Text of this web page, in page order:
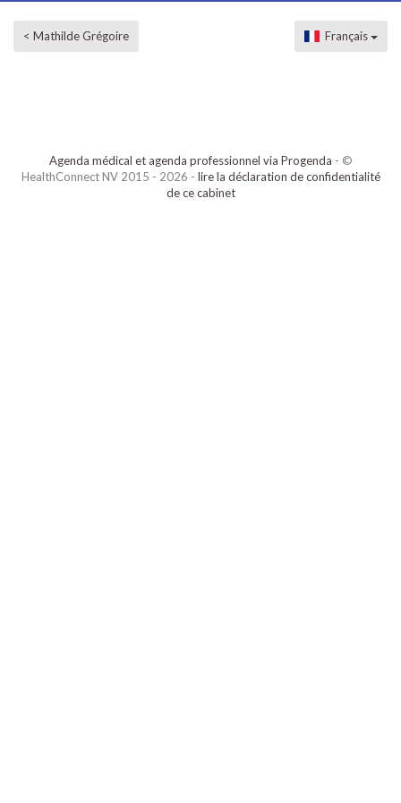
< Mathilde Grégoire Français
Agenda médical et agenda professionnel via Progenda - ©
HealthConnect NV 2015 - 2026 - lire la déclaration de confidentialité
de ce cabinet